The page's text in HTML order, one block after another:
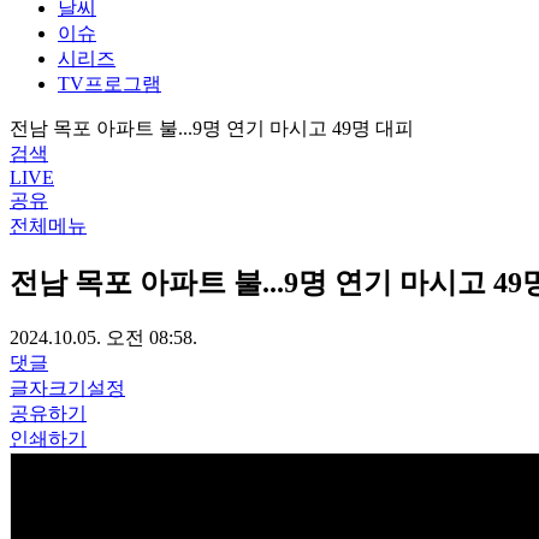
날씨
이슈
시리즈
TV프로그램
전남 목포 아파트 불...9명 연기 마시고 49명 대피
검색
LIVE
공유
전체메뉴
전남 목포 아파트 불...9명 연기 마시고 49
2024.10.05. 오전 08:58.
댓글
글자크기설정
공유하기
인쇄하기